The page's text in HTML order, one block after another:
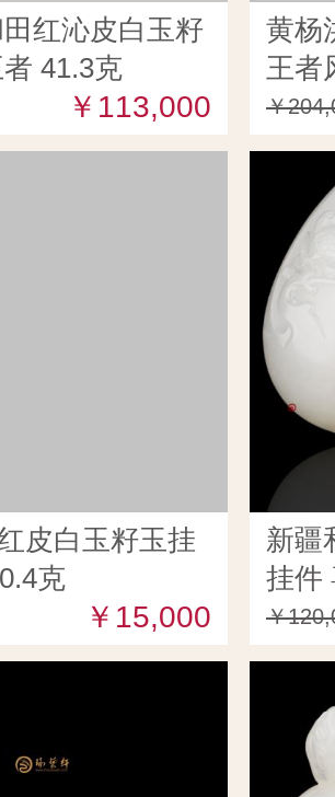
红沁皮白玉籽
41.3克
￥113,000
黄杨
王者
￥
皮白玉籽玉挂
克
￥15,000
新疆
挂件
￥